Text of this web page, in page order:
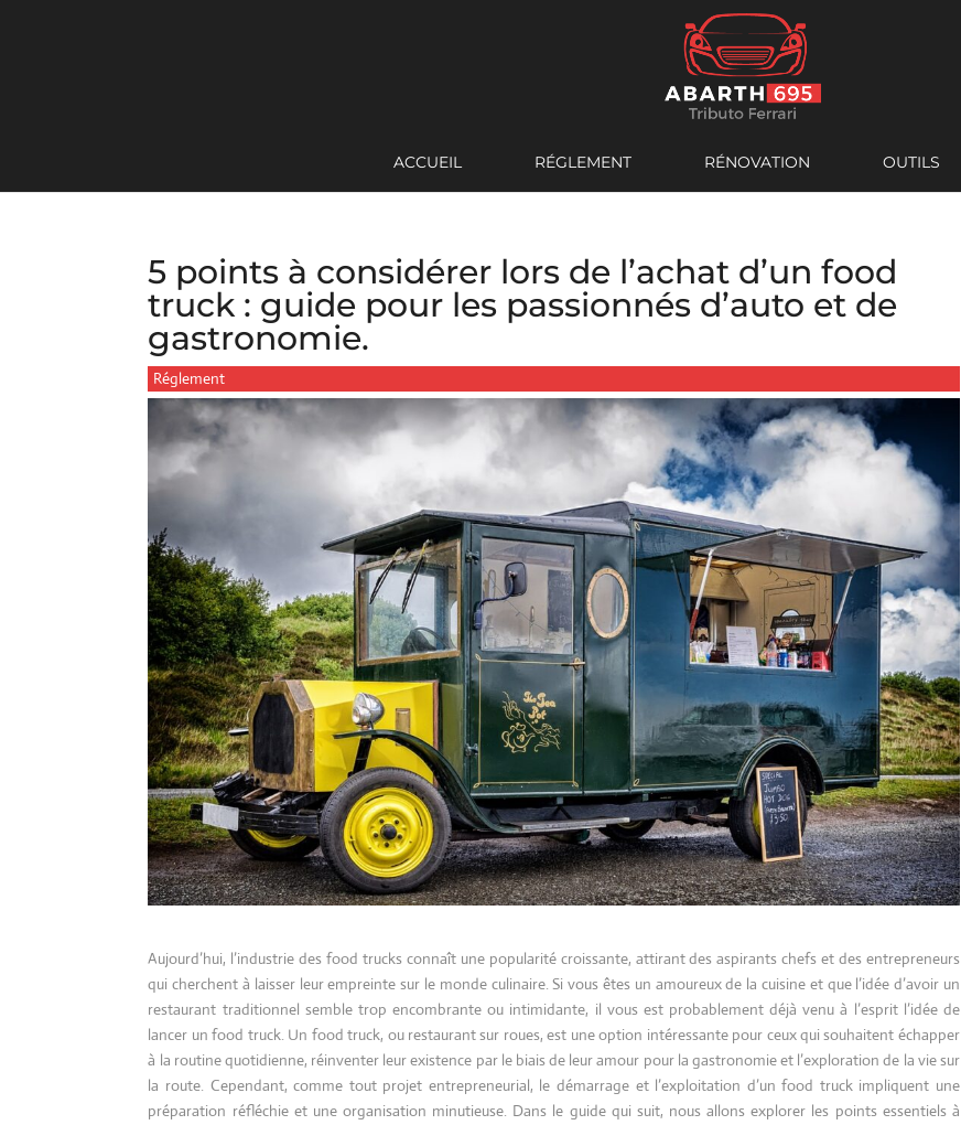
ACCUEIL RÉGLEMENT RÉNOVATION OUTILS
5 points à considérer lors de l’achat d’un food
truck : guide pour les passionnés d’auto et de
gastronomie.
Réglement
Aujourd’hui, l’industrie des food trucks connaît une popularité croissante, attirant des aspirants chefs et des entrepreneurs
qui cherchent à laisser leur empreinte sur le monde culinaire. Si vous êtes un amoureux de la cuisine et que l’idée d’avoir un
restaurant traditionnel semble trop encombrante ou intimidante, il vous est probablement déjà venu à l’esprit l’idée de
lancer un food truck. Un food truck, ou restaurant sur roues, est une option intéressante pour ceux qui souhaitent échapper
à la routine quotidienne, réinventer leur existence par le biais de leur amour pour la gastronomie et l’exploration de la vie sur
la route. Cependant, comme tout projet entrepreneurial, le démarrage et l’exploitation d’un food truck impliquent une
préparation réfléchie et une organisation minutieuse. Dans le guide qui suit, nous allons explorer les points essentiels à